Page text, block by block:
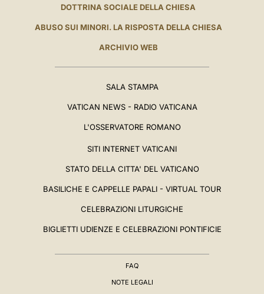
DOTTRINA SOCIALE DELLA CHIESA
ABUSO SUI MINORI. LA RISPOSTA DELLA CHIESA
ARCHIVIO WEB
SALA STAMPA
VATICAN NEWS - RADIO VATICANA
L'OSSERVATORE ROMANO
SITI INTERNET VATICANI
STATO DELLA CITTA' DEL VATICANO
BASILICHE E CAPPELLE PAPALI - VIRTUAL TOUR
CELEBRAZIONI LITURGICHE
BIGLIETTI UDIENZE E CELEBRAZIONI PONTIFICIE
FAQ
NOTE LEGALI